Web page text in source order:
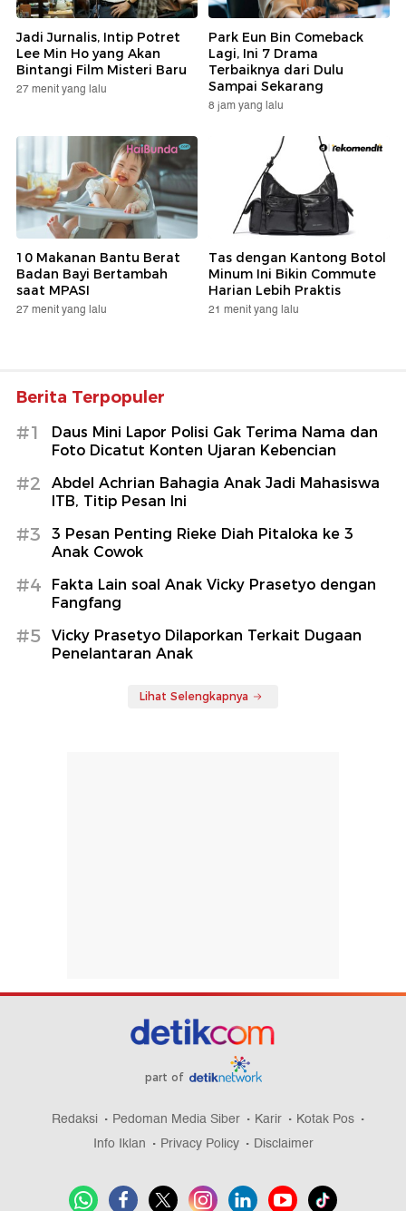
Jadi Jurnalis, Intip Potret
Lee Min Ho yang Akan
Bintangi Film Misteri Baru
27 menit yang lalu
Park Eun Bin Comeback
Lagi, Ini 7 Drama
Terbaiknya dari Dulu
Sampai Sekarang
8 jam yang lalu
10 Makanan Bantu Berat
Badan Bayi Bertambah
saat MPASI
27 menit yang lalu
Tas dengan Kantong Botol
Minum Ini Bikin Commute
Harian Lebih Praktis
21 menit yang lalu
Berita Terpopuler
#1
Daus Mini Lapor Polisi Gak Terima Nama dan
Foto Dicatut Konten Ujaran Kebencian
#2
Abdel Achrian Bahagia Anak Jadi Mahasiswa
ITB, Titip Pesan Ini
#3
3 Pesan Penting Rieke Diah Pitaloka ke 3
Anak Cowok
#4
Fakta Lain soal Anak Vicky Prasetyo dengan
Fangfang
#5
Vicky Prasetyo Dilaporkan Terkait Dugaan
Penelantaran Anak
Lihat Selengkapnya
part of
Redaksi Pedoman Media Siber Karir
Kotak Pos
Info Iklan
Privacy Policy Disclaimer